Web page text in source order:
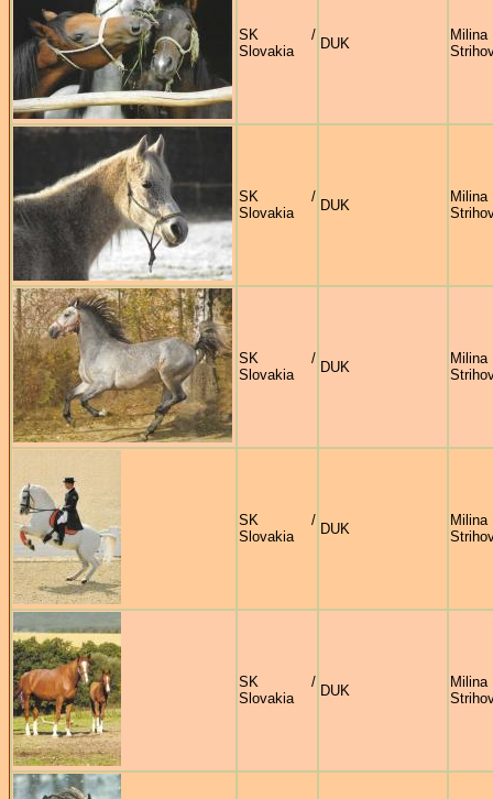
SK /
Slovakia
DUK
Milina
SK /
Slovakia
DUK
Milina
SK /
Slovakia
DUK
Milina
SK /
Slovakia
DUK
Milina
SK /
Slovakia
DUK
Milina